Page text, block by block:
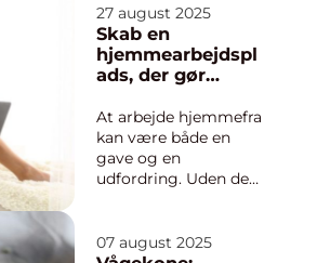
travle gader og
historiske kvarterer
findes der også et
væld af steder, der
hverdagen: m...
27 august 2025
Skab en
hjemmearbejdspl
ads, der gør
At arbejde hjemmefra
kan være både en
gave og en
udfordring. Uden den
hjemmekontoret
07 august 2025